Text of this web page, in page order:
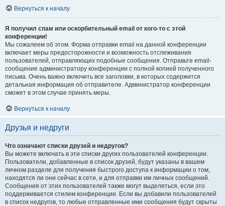
Вернуться к началу
Я получил спам или оскорбительный email от кого-то с этой
конференции!
Мы сожалеем об этом. Форма отправки email на данной конференции
включает меры предосторожности и возможность отслеживания
пользователей, отправляющих подобные сообщения. Отправьте email-
сообщение администратору конференции с полной копией полученного
письма. Очень важно включить все заголовки, в которых содержится
детальная информация об отправителе. Администратор конференции
сможет в этом случае принять меры.
Вернуться к началу
Друзья и недруги
Что означают списки друзей и недругов?
Вы можете включать в эти списки других пользователей конференции.
Пользователи, добавленные в список друзей, будут указаны в вашем
личном разделе для получения быстрого доступа к информации о том,
находятся ли они сейчас в сети, и для отправки им личных сообщений.
Сообщения от этих пользователей также могут выделяться, если это
поддерживается стилем конференции. Если вы добавили пользователей
в список недругов, то любые отправленные ими сообщения будут скрыты